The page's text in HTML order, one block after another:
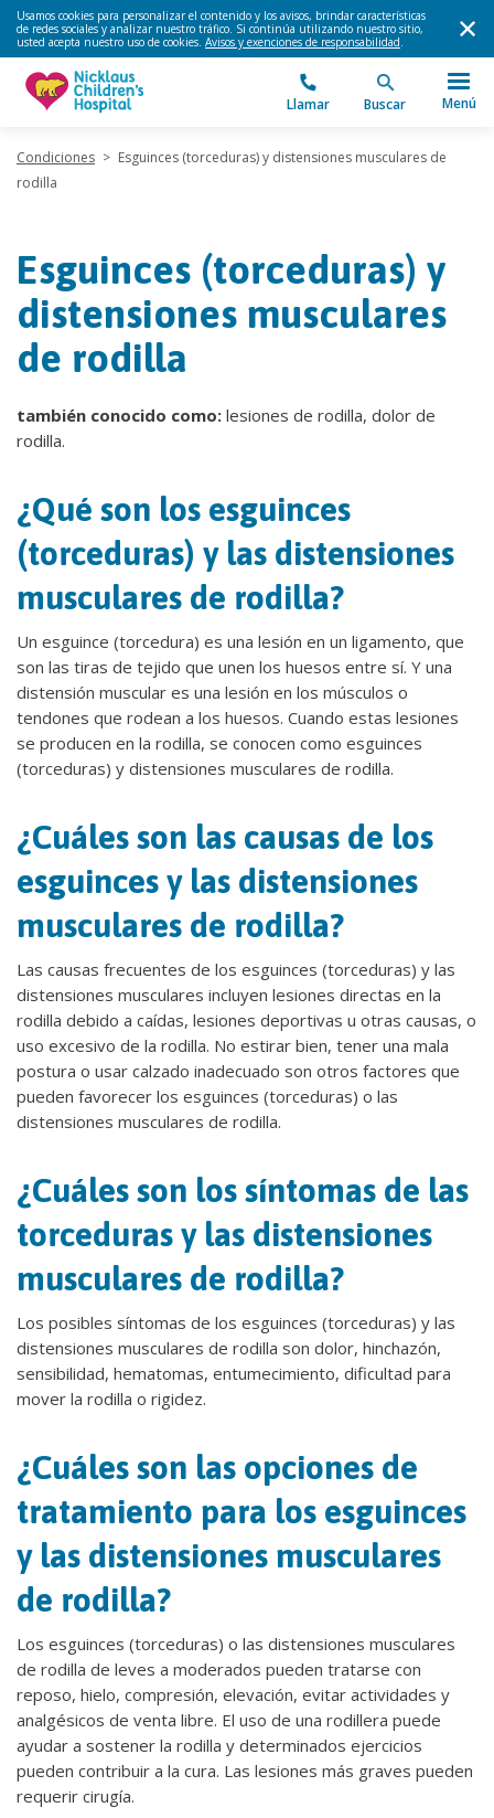
Usamos cookies para personalizar el contenido y los avisos, brindar características
de redes sociales y analizar nuestro tráfico. Si continúa utilizando nuestro sitio,
usted acepta nuestro uso de cookies. Avisos y exenciones de responsabilidad.
Llamar Buscar Menú
Condiciones > Esguinces (torceduras) y distensiones musculares de
rodilla
Esguinces (torceduras) y
distensiones musculares
de rodilla
también conocido como: lesiones de rodilla, dolor de
rodilla.
¿Qué son los esguinces
(torceduras) y las distensiones
musculares de rodilla?
Un esguince (torcedura) es una lesión en un ligamento, que
son las tiras de tejido que unen los huesos entre sí. Y una
distensión muscular es una lesión en los músculos o
tendones que rodean a los huesos. Cuando estas lesiones
se producen en la rodilla, se conocen como esguinces
(torceduras) y distensiones musculares de rodilla.
¿Cuáles son las causas de los
esguinces y las distensiones
musculares de rodilla?
Las causas frecuentes de los esguinces (torceduras) y las
distensiones musculares incluyen lesiones directas en la
rodilla debido a caídas, lesiones deportivas u otras causas, o
uso excesivo de la rodilla. No estirar bien, tener una mala
postura o usar calzado inadecuado son otros factores que
pueden favorecer los esguinces (torceduras) o las
distensiones musculares de rodilla.
¿Cuáles son los síntomas de las
torceduras y las distensiones
musculares de rodilla?
Los posibles síntomas de los esguinces (torceduras) y las
distensiones musculares de rodilla son dolor, hinchazón,
sensibilidad, hematomas, entumecimiento, dificultad para
mover la rodilla o rigidez.
¿Cuáles son las opciones de
tratamiento para los esguinces
y las distensiones musculares
de rodilla?
Los esguinces (torceduras) o las distensiones musculares
de rodilla de leves a moderados pueden tratarse con
reposo, hielo, compresión, elevación, evitar actividades y
analgésicos de venta libre. El uso de una rodillera puede
ayudar a sostener la rodilla y determinados ejercicios
pueden contribuir a la cura. Las lesiones más graves pueden
requerir cirugía.